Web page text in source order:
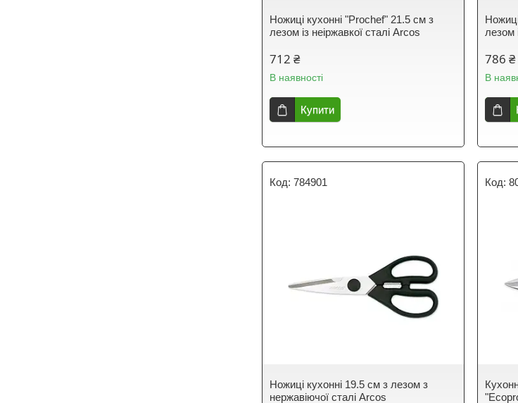
Ножиці кухонні "Prochef" 21.5 см з
лезом із неіржавкої сталі Arcos
712 ₴
В наявності
Купити
лезом
786 ₴
В
784901
Ножиці кухонні 19.5 см з лезом з
нержавіючої сталі Arcos